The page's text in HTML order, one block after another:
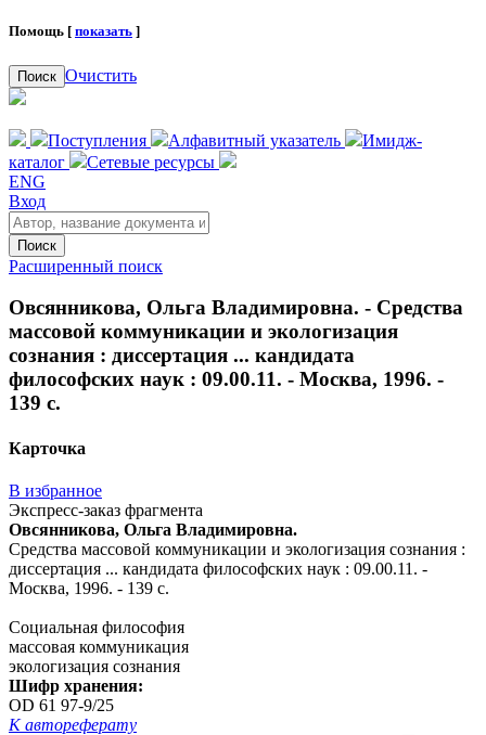
Помощь [ показать ]
Поиск Очистить
Поступления Алфавитный указатель
Имидж-
каталог
Сетевые ресурсы
ENG
Вход
Поиск
Расширенный поиск
Овсянникова, Ольга Владимировна. - Средства
массовой коммуникации и экологизация
сознания : диссертация ... кандидата
философских наук : 09.00.11. - Москва, 1996. -
139 с.
Карточка
В избранное
Экспресс-заказ фрагмента
Овсянникова, Ольга Владимировна.
Средства массовой коммуникации и экологизация сознания :
диссертация ... кандидата философских наук : 09.00.11. -
Москва, 1996. - 139 с.
Социальная философия
массовая коммуникация
экологизация сознания
Шифр хранения:
OD 61 97-9/25
К автореферату